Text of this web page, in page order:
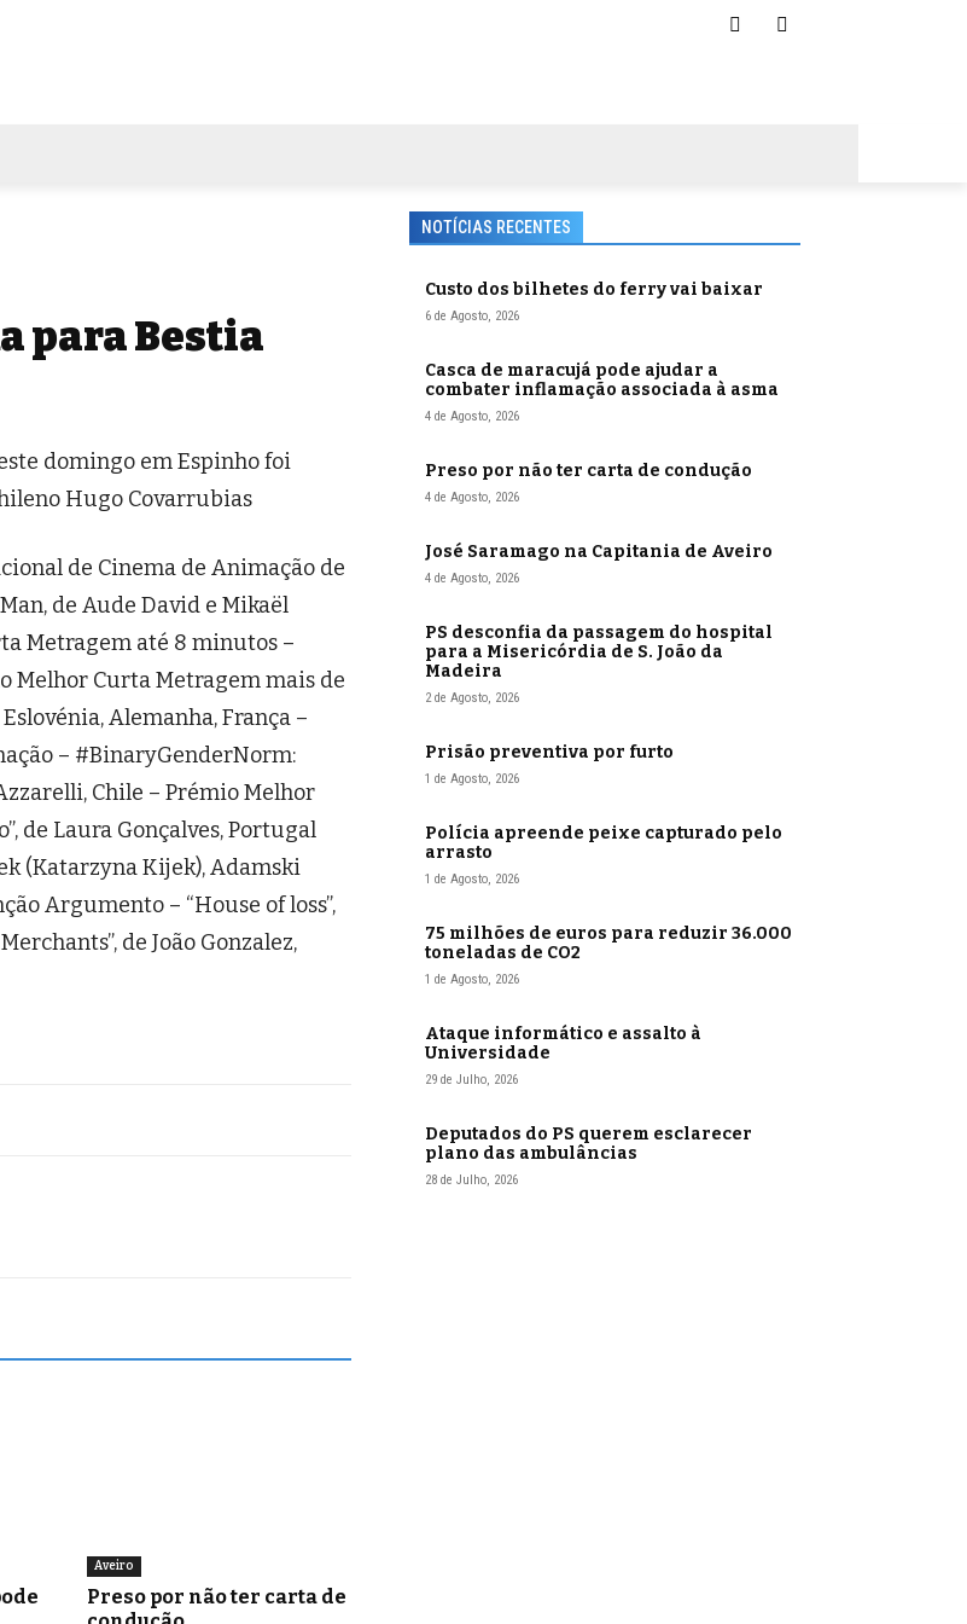
para Bestia
domingo em Espinho foi
Hugo Covarrubias
de Cinema de Animação de
de Aude David e Mikaël
Metragem até 8 minutos –
Melhor Curta Metragem mais de
Alemanha, França –
– #BinaryGenderNorm:
Chile – Prémio Melhor
de Laura Gonçalves, Portugal
(Katarzyna Kijek), Adamski
Argumento – “House of loss”,
de João Gonzalez,
Aveiro
Preso por não ter carta de
NOTÍCIAS RECENTES
Custo dos bilhetes do ferry vai baixar
6 de Agosto, 2026
Casca de maracujá pode ajudar a
combater inflamação associada à asma
4 de Agosto, 2026
Preso por não ter carta de condução
4 de Agosto, 2026
José Saramago na Capitania de Aveiro
4 de Agosto, 2026
PS desconfia da passagem do hospital
para a Misericórdia de S. João da
Madeira
2 de Agosto, 2026
Prisão preventiva por furto
1 de Agosto, 2026
Polícia apreende peixe capturado pelo
arrasto
1 de Agosto, 2026
75 milhões de euros para reduzir 36.000
toneladas de CO2
1 de Agosto, 2026
Ataque informático e assalto à
Universidade
29 de Julho, 2026
Deputados do PS querem esclarecer
plano das ambulâncias
28 de Julho, 2026